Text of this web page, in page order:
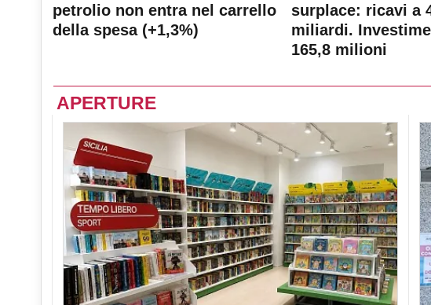
petrolio non entra nel carrello
della spesa (+1,3%)
surplace: ricavi a
miliardi.
165,8 milioni
APERTURE